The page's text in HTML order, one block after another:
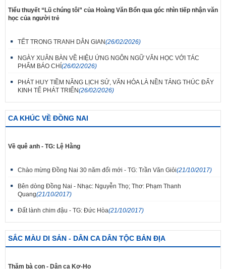
Tiểu thuyết “Lũ chúng tôi” của Hoàng Văn Bổn qua góc nhìn tiếp nhận văn
học của người trẻ
TẾT TRONG TRANH DÂN GIAN(26/02/2026)
NGÀY XUÂN BÀN VỀ HIỆU ỨNG NGÔN NGỮ VĂN HỌC VỚI TÁC
PHẨM BÁO CHÍ (26/02/2026)
PHÁT HUY TIỀM NĂNG LỊCH SỬ, VĂN HÓA LÀ NỀN TẢNG THÚC ĐẨY
KINH TẾ PHÁT TRIỂN(26/02/2026)
CA KHÚC VỀ ĐỒNG NAI
Về quê anh - TG: Lệ Hằng
Chào mừng Đồng Nai 30 năm đổi mới - TG: Trần Văn Giỏi(21/10/2017)
Bên dòng Đồng Nai - Nhạc: Nguyễn Thọ; Thơ: Phạm Thanh
Quang(21/10/2017)
Đất lành chim đậu - TG: Đức Hòa(21/10/2017)
SẮC MÀU DI SẢN - DÂN CA DÂN TỘC BẢN ĐỊA
Thăm bà con - Dân ca Kơ-Ho